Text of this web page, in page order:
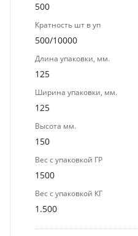
500
Кратность шт в уп
500/10000
Длина упаковки, мм.
125
Ширина упаковки, мм.
125
Высота мм.
150
Вес с упаковкой ГР
1500
Вес с упаковкой КГ
1.500